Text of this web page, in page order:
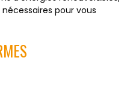
pour vous